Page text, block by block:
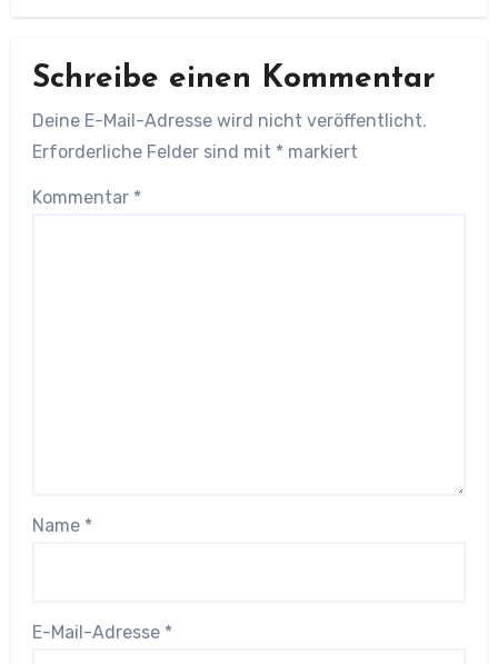
Schreibe einen Kommentar
Deine E-Mail-Adresse wird nicht veröffentlicht.
Erforderliche Felder sind mit * markiert
Kommentar *
Name *
E-Mail-Adresse *